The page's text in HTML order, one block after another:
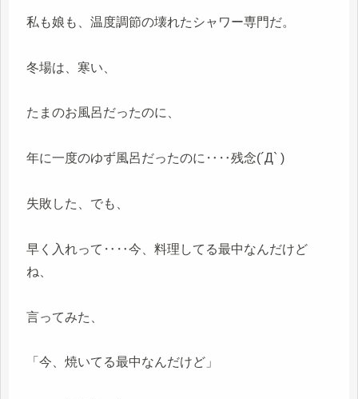
私も娘も、温度調節の壊れたシャワー専門だ。
冬場は、寒い、
たまのお風呂だったのに、
年に一度のゆず風呂だったのに‥‥残念(´Д` )
失敗した、でも、
早く入れって‥‥今、料理してる最中なんだけど
ね、
言ってみた、
「今、焼いてる最中なんだけど」